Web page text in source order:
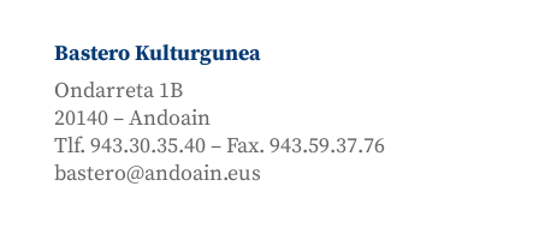
Bastero Kulturgunea
Ondarreta 1B
20140 – Andoain
Tlf. 943.30.35.40 – Fax. 943.59.37.76
bastero@andoain.eus